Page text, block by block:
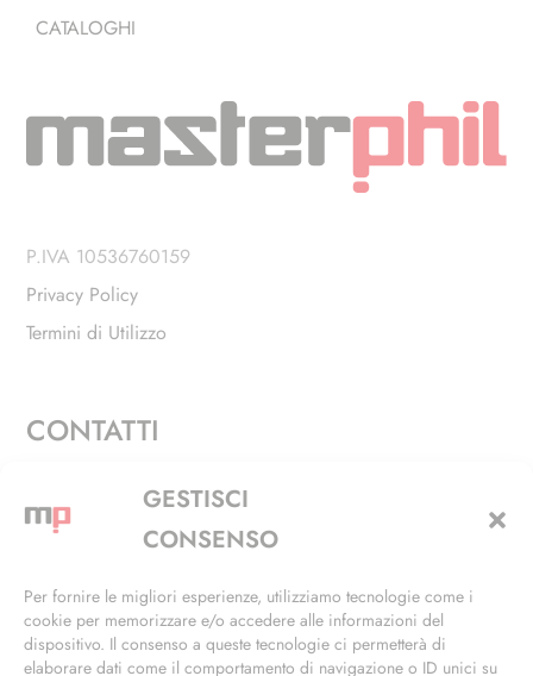
GESTISCI
CONSENSO
Per fornire le migliori esperienze, utilizziamo tecnologie come i
cookie per memorizzare e/o accedere alle informazioni del
dispositivo. Il consenso a queste tecnologie ci permetterà di
elaborare dati come il comportamento di navigazione o ID unici su
CATALOGHI
P.IVA 10536760159
Privacy Policy
Termini di Utilizzo
CONTATTI
Via Alfieri, 27 - Trezzano Sul Naviglio (MI)
+39 02 4846 3155
info@masterphil.it